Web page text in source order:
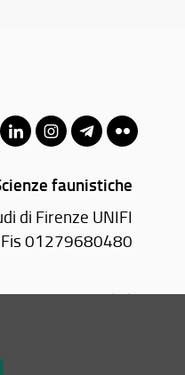
faunistiche
di Firenze UNIFI
01279680480
Firenze (FI)